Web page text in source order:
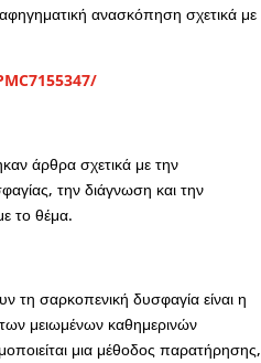
ανασκόπηση σχετικά με
άρθρα σχετικά με την
την διάγνωση και την
το θέμα.
σαρκοπενική δυσφαγία είναι η
μειωμένων καθημερινών
μια μέθοδος παρατήρησης,